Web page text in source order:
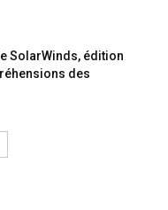
SolarWinds, édition
des